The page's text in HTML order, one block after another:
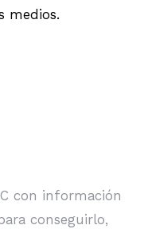
medios.
con información
conseguirlo,